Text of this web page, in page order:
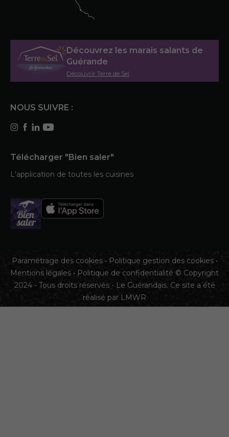
Découvrez les marais salants de
Guérande
Découvrir Terre de Sel
NOUS SUIVRE :
Télécharger "Bien saler"
L'application de toutes les cuisines
Paramétrage des cookies• Politique gestion des cookies•
Mentions légales • Politique de confidentialité © Copyright
2024 - Tous droits réservés - Le Guérandais. Ce site a été
réalisé par LMWR